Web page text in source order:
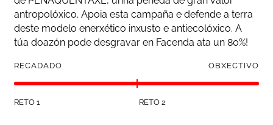
antropolóxico. Apoia esta campaña e defende a terra
deste modelo enerxético inxusto e antiecolóxico. A
túa doazón pode desgravar en Facenda ata un 80%!
RECADADO OBXECTIVO
RETO 1 RETO 2